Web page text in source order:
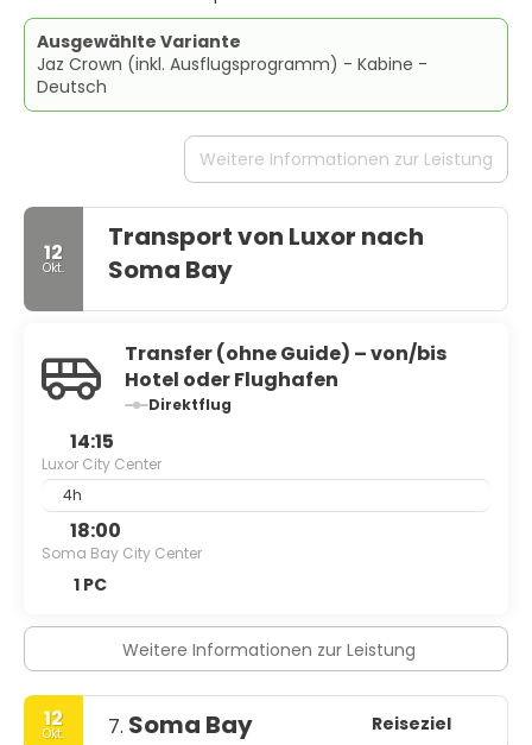
Ausgewählte Variante
Jaz Crown (inkl. Ausflugsprogramm) - Kabine -
Deutsch
Weitere Informationen zur Leistung
12
Okt.
Transport von Luxor nach
Soma Bay
Transfer (ohne Guide) – von/bis
Hotel oder Flughafen
Direktflug
14:15
Luxor City Center
4h
18:00
Soma Bay City Center
1 PC
Weitere Informationen zur Leistung
12
Okt. 7. Soma Bay Reiseziel